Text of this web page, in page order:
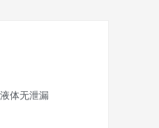
体无泄漏